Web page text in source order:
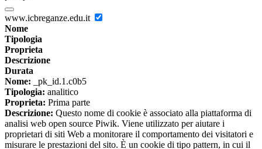
www.icbreganze.edu.it
Nome
Tipologia
Proprieta
Descrizione
Durata
Nome: _pk_id.1.c0b5
Tipologia: analitico
Proprieta: Prima parte
Descrizione: Questo nome di cookie è associato alla piattaforma di
analisi web open source Piwik. Viene utilizzato per aiutare i
proprietari di siti Web a monitorare il comportamento dei visitatori e
misurare le prestazioni del sito. È un cookie di tipo pattern, in cui il